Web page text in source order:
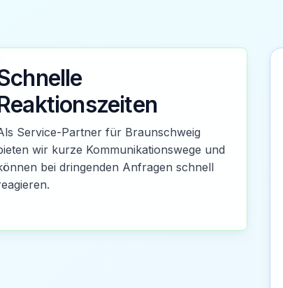
Service-Partner für Braunschweig
wir kurze Kommunikationswege und
bei dringenden Anfragen schnell